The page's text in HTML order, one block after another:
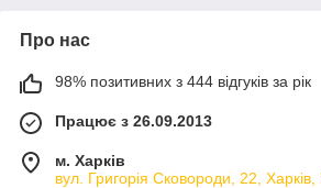
Про нас
98% позитивних з 444 відгуків за рік
Працює з 26.09.2013
м. Харків
вул. Григорія Сковороди, 22, Харків,